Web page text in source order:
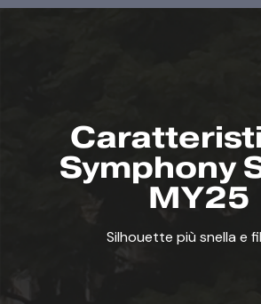
Symphony
MY25
Silhouette più snella e